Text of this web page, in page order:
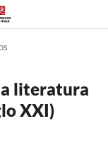
literatura
XXI)